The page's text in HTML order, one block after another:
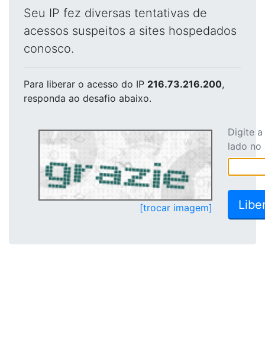
Seu IP fez diversas tentativas de
acessos suspeitos a sites hospedados
conosco.
Para liberar o acesso do IP 216.73.216.200,
responda ao desafio abaixo.
[trocar imagem]
Digite
lado no